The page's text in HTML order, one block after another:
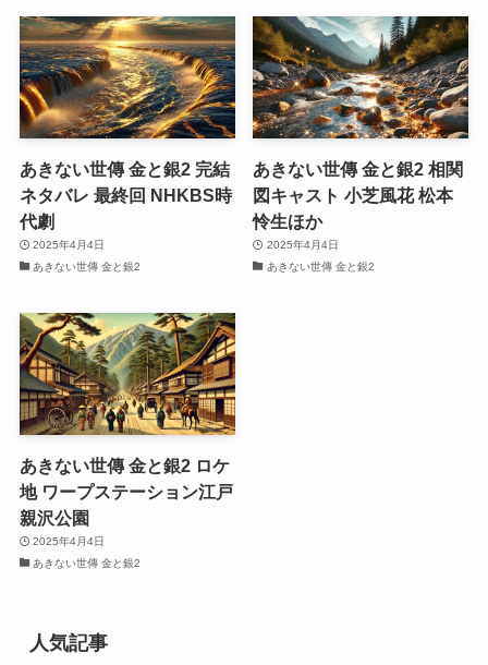
あきない世傳 金と銀2 完結
ネタバレ 最終回 NHKBS時
代劇
2025年4月4日
あきない世傳 金と銀2
あきない世傳 金と銀2 相関
図キャスト 小芝風花 松本
怜生ほか
2025年4月4日
あきない世傳 金と銀2
あきない世傳 金と銀2 ロケ
地 ワープステーション江戸
親沢公園
2025年4月4日
あきない世傳 金と銀2
人気記事